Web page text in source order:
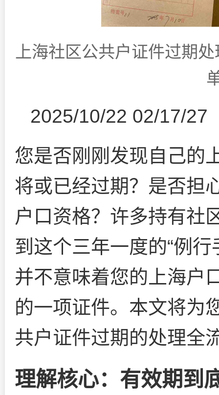
上海社区公共户证件过期
2025/10/22 02/17/27
您是否刚刚发现自己的
将或已经过期？是否担
户口资格？许多持有社
到这个三年一度的“例
并不意味着您的上海户
的一项证件。本文将为
共户证件过期的处理全
理解核心：有效期到